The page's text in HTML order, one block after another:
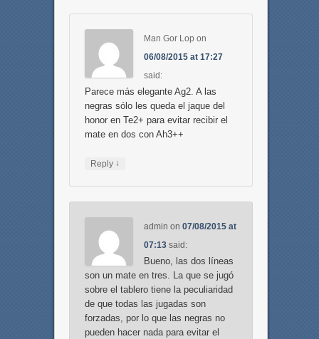
Man Gor Lop on
06/08/2015 at 17:27
said:
Parece más elegante Ag2. A las
negras sólo les queda el jaque del
honor en Te2+ para evitar recibir el
mate en dos con Ah3++
Reply ↓
admin on 07/08/2015 at
07:13 said:
Bueno, las dos líneas
son un mate en tres. La que se jugó
sobre el tablero tiene la peculiaridad
de que todas las jugadas son
forzadas, por lo que las negras no
pueden hacer nada para evitar el